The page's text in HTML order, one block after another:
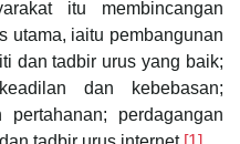
itu membincangan
utama, iaitu pembangunan
dan tadbir urus yang baik;
dan kebebasan;
perdagangan